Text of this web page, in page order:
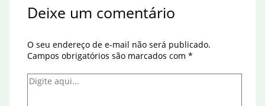
Deixe um comentário
O seu endereço de e-mail não será publicado.
Campos obrigatórios são marcados com *
Digite